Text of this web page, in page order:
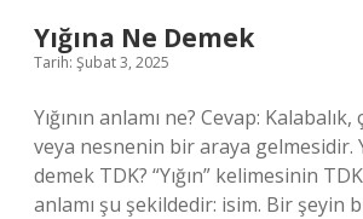
Yığına Ne Demek
Tarih: Şubat 3, 2025
Yığının anlamı ne? Cevap:
veya nesnenin bir araya gelmesidir.
demek TDK? “Yığın” kelimesinin
anlamı şu şekildedir: isim. Bir şeyin